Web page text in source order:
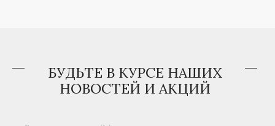
БУДЬТЕ В КУРСЕ НАШИХ
НОВОСТЕЙ И АКЦИЙ